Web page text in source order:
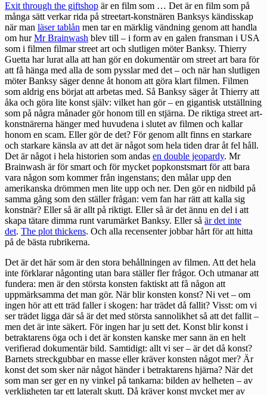
Exit through the giftshop är en film som … Det är en film som på
många sätt verkar rida på streetart-konstnären Banksys kändisskap
när man läser tablån men tar en märklig vändning genom att handla
om hurMr Brainwash blev till – i form av en galen fransman i USA
som i filmen filmar street art och slutligen möter Banksy. Thierry
Guetta har lurat alla att han gör en dokumentär om street art bara för
att få hänga med alla de som pysslar med det – och när han slutligen
möter Banksy säger denne åt honom att göra klart filmen. Filmen
som aldrig ens börjat att arbetas med. Så Banksy säger åt Thierry att
åka och göra lite konst själv: vilket han gör – en gigantisk utställning
som på några månader gör honom till en stjärna. De riktiga street art-
konstnärerna hänger med huvudena i slutet av filmen och kallar
honom en scam. Eller gör de det? För genom allt finns en starkare
och starkare känsla av att det är något som hela tiden drar åt fel håll.
Det är något i hela historien som andas en double jeopardy. Mr
Brainwash är för smart och för mycket popkonstsmart för att bara
vara någon som kommer från ingenstans; den målar upp den
amerikanska drömmen men lite upp och ner. Den gör en nidbild på
samma gång som den ställer frågan: vem fan har rätt att kalla sig
konstnär? Eller så är allt på riktigt. Eller så är det ännu en del i att
skapa tätare dimma runt varumärket Banksy. Eller så är det inte
det. The plot thickens. Och alla recensenter jobbar hårt för att hitta
på de bästa rubrikerna.
Det är det här som är den stora behållningen av filmen. Att det hela
inte förklarar någonting utan bara ställer fler frågor. Och utmanar att
fundera: men är den största konsten faktiskt att få någon att
uppmärksamma det man gör. När blir konsten konst? Ni vet – om
ingen hör att ett träd faller i skogen: har trädet då fallit? Visst: om vi
ser trädet ligga där så är det med största sannolikhet så att det fallit –
men det är inte säkert. För ingen har ju sett det. Konst blir konst i
betraktarens öga och i det är konsten kanske mer sann än en helt
verifierad dokumentär bild. Samtidigt: allt vi ser – är det då konst?
Barnets streckgubbar en masse eller kräver konsten något mer? Är
konst det som sker när något händer i betraktarens hjärna? När det
som man ser ger en ny vinkel på tankarna: bilden av helheten – av
verkligheten tar ett lateralt skutt. Då kräver konst mycket mer av